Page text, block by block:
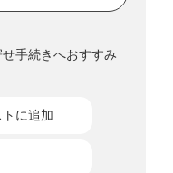
に追加
手続きへおすすみ